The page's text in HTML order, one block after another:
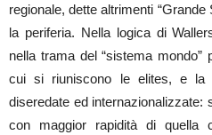
regionale, dette altrimenti
la periferia. Nella logica di
nella trama del “sistema
cui si riuniscono le elites, e la
diseredate ed
con maggior rapidità di quella